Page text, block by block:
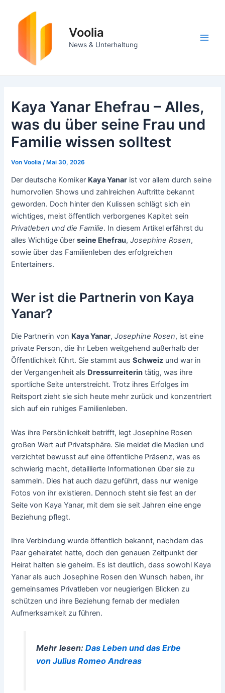
Voolia
News & Unterhaltung
Kaya Yanar Ehefrau – Alles,
was du über seine Frau und
Familie wissen solltest
VonVoolia/ Mai 30, 2026
Der deutsche Komiker Kaya Yanar ist vor allem durch seine
humorvollen Shows und zahlreichen Auftritte bekannt
geworden. Doch hinter den Kulissen schlägt sich ein
wichtiges, meist öffentlich verborgenes Kapitel: sein
Privatleben und die Familie. In diesem Artikel erfährst du
alles Wichtige überseine Ehefrau,Josephine Rosen,
sowie über das Familienleben des erfolgreichen
Entertainers.
Wer ist die Partnerin von Kaya
Yanar?
Die Partnerin von Kaya Yanar,Josephine Rosen, ist eine
private Person, die ihr Leben weitgehend außerhalb der
Öffentlichkeit führt. Sie stammt ausSchweiz und war in
der Vergangenheit als Dressurreiterin tätig, was ihre
sportliche Seite unterstreicht. Trotz ihres Erfolges im
Reitsport zieht sie sich heute mehr zurück und konzentriert
sich auf ein ruhiges Familienleben.
Was ihre Persönlichkeit betrifft, legt Josephine Rosen
großen Wert auf Privatsphäre. Sie meidet die Medien und
verzichtet bewusst auf eine öffentliche Präsenz, was es
schwierig macht, detaillierte Informationen über sie zu
sammeln. Dies hat auch dazu geführt, dass nur wenige
Fotos von ihr existieren. Dennoch steht sie fest an der
Seite von Kaya Yanar, mit dem sie seit Jahren eine enge
Beziehung pflegt.
Ihre Verbindung wurde öffentlich bekannt, nachdem das
Paar geheiratet hatte, doch den genauen Zeitpunkt der
Heirat halten sie geheim. Es ist deutlich, dass sowohl Kaya
Yanar als auch Josephine Rosen den Wunsch haben, ihr
gemeinsames Privatleben vor neugierigen Blicken zu
schützen und ihre Beziehung fernab der medialen
Aufmerksamkeit zu führen.
Mehr lesen: Das Leben und das Erbe
von Julius Romeo Andreas